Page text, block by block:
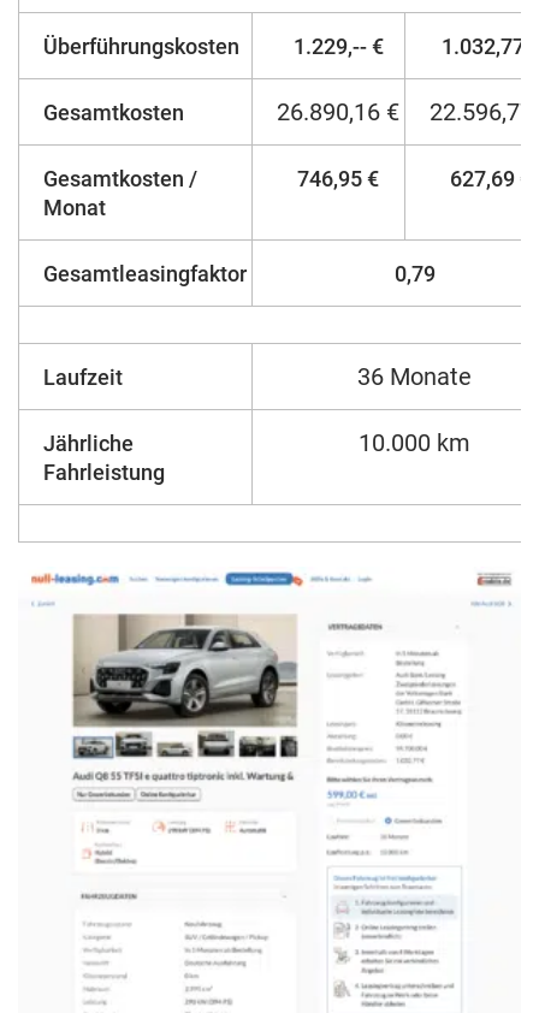
Überführungskosten 1.229,-- € 1.032,77
Gesamtkosten 26.890,16 € 22.596,77
Gesamtkosten /
Monat
746,95 € 627,69 €
Gesamtleasingfaktor 0,79
Laufzeit 36 Monate
Jährliche
Fahrleistung
10.000 km